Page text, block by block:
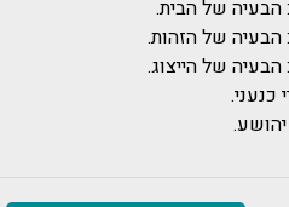
הבעיה של הבית.
הבעיה של הזהות.
של הייצוג.